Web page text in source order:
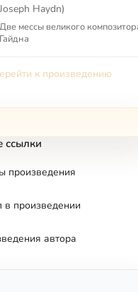
Joseph Haydn)
Две мессы великого
Гайдна
к произведению
ссылки
произведения
в произведении
автора